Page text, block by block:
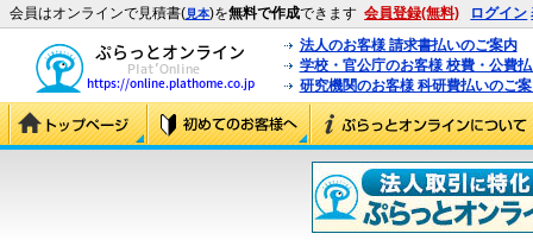
会員はオンラインで見積書(見本)を無料で作成できます 会員登録(無料) ログイン
法人のお客様 請求書払いのご案内
学校・官公庁のお客様 校費・公費
研究機関のお客様 科研費払いのご